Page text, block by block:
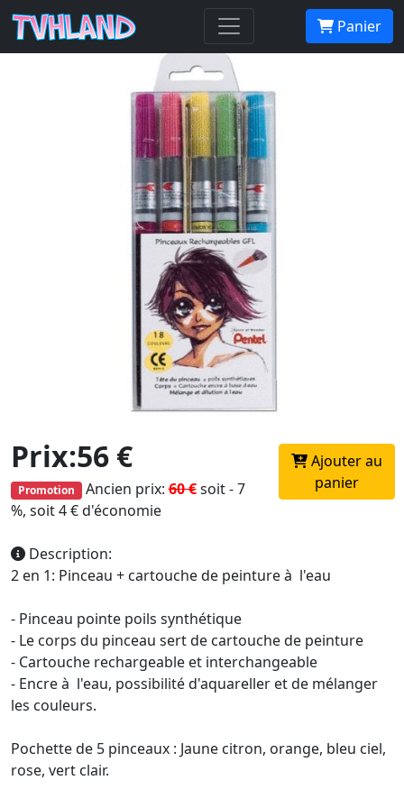
Panier
Pentel Set Color Brush Funny
Prix:56 €
Promotion Ancien prix:60 €soit - 7
%, soit 4 € d'économie
Ajouter au
panier
Description:
2 en 1: Pinceau + cartouche de peinture à l'eau
- Pinceau pointe poils synthétique
- Le corps du pinceau sert de cartouche de peinture
- Cartouche rechargeable et interchangeable
- Encre à l'eau, possibilité d'aquareller et de mélanger
les couleurs.
Pochette de 5 pinceaux : Jaune citron, orange, bleu ciel,
rose, vert clair.